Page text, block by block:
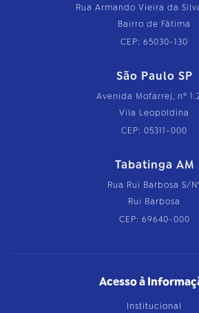
Rua Armando Vieira da
Bairro de Fátima
CEP: 65030-130
São Paulo SP
Avenida Mofarrej, nº
Vila Leopoldina
CEP: 05311-000
Tabatinga AM
Rua Rui Barbosa S/
Rui Barbosa
CEP: 69640-000
Acesso à
Institucional